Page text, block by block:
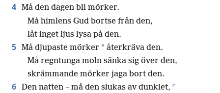
4 Må den dagen bli mörker.
Må himlens Gud bortse från den,
låt inget ljus lysa på den.
5 Må djupaste mörker * återkräva den.
Må regntunga moln sänka sig över den,
skrämmande mörker jaga bort den.
6 Den natten – må den slukas av dunklet, c